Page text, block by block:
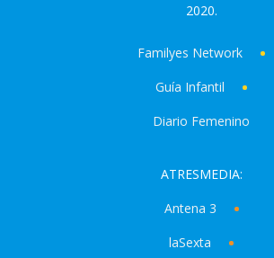
2020.
Familyes Network
Guía Infantil
Diario Femenino
ATRESMEDIA:
Antena 3
laSexta